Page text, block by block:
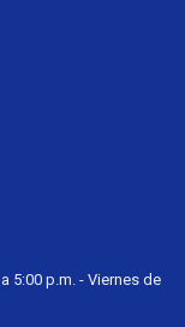
5:00 p.m. - Viernes de